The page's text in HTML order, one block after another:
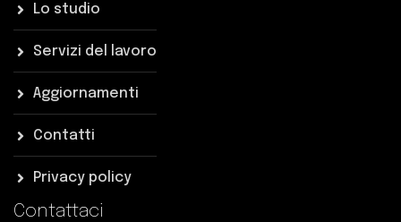
Lo studio
Servizi del lavoro
Aggiornamenti
Contatti
Privacy policy
Contattaci